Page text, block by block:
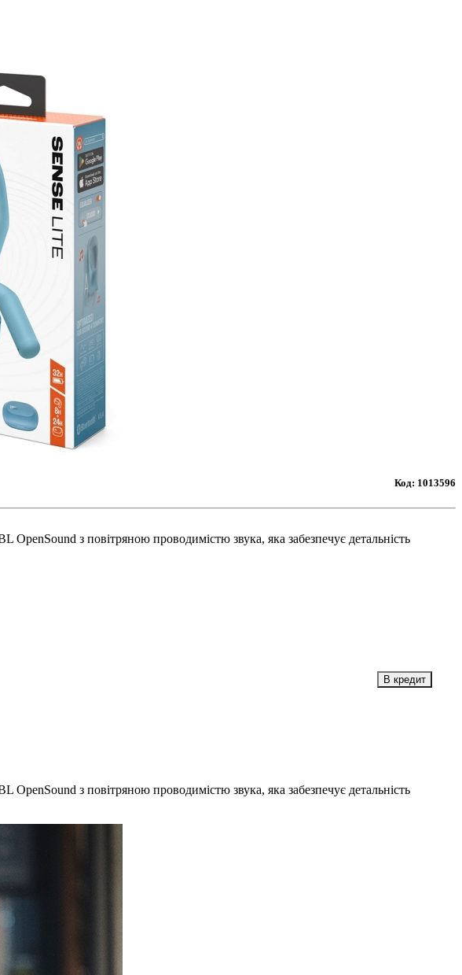
Код: 1013596
OpenSound з повітряною проводимістю звука, яка забезпечує детальність
OpenSound з повітряною проводимістю звука, яка забезпечує детальність